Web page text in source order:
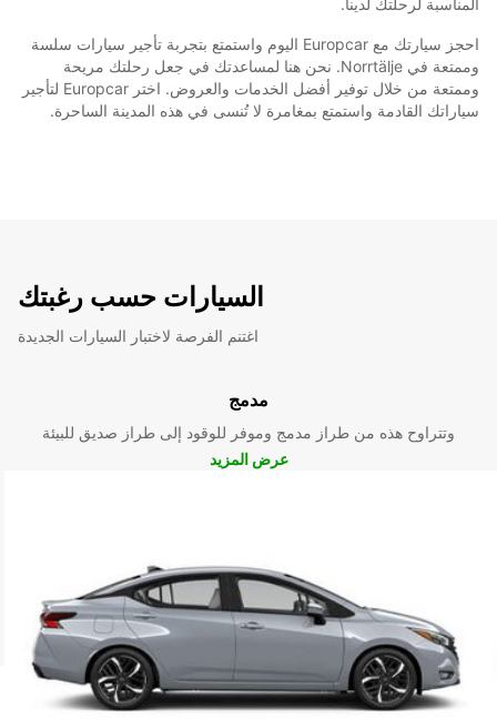
المناسبة لرحلتك لدينا.
احجز سيارتك مع Europcar اليوم واستمتع بتجربة تأجير سيارات سلسة
وممتعة في Norrtälje. نحن هنا لمساعدتك في جعل رحلتك مريحة
وممتعة من خلال توفير أفضل الخدمات والعروض. اختر Europcar لتأجير
سياراتك القادمة واستمتع بمغامرة لا تُنسى في هذه المدينة الساحرة.
السيارات حسب رغبتك
اغتنم الفرصة لاختبار السيارات الجديدة
مدمج
وتتراوح هذه من طراز مدمج وموفر للوقود إلى طراز صديق للبيئة
عرض المزيد